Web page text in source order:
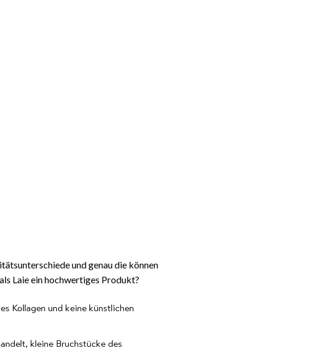
und genau die können
Laie ein hochwertiges Produkt?
Kollagen und keine künstlichen
kleine Bruchstücke des